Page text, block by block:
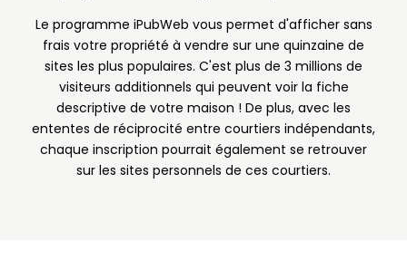
Le programme iPubWeb vous permet d'afficher sans
frais votre propriété à vendre sur une quinzaine de
sites les plus populaires. C'est plus de 3 millions de
visiteurs additionnels qui peuvent voir la fiche
descriptive de votre maison ! De plus, avec les
ententes de réciprocité entre courtiers indépendants,
chaque inscription pourrait également se retrouver
sur les sites personnels de ces courtiers.